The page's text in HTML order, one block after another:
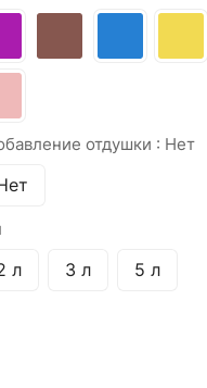
отдушки : Нет
л 3 л 5 л